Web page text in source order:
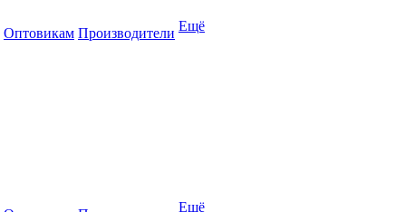
Оптовикам Производители Ещё
Ещё